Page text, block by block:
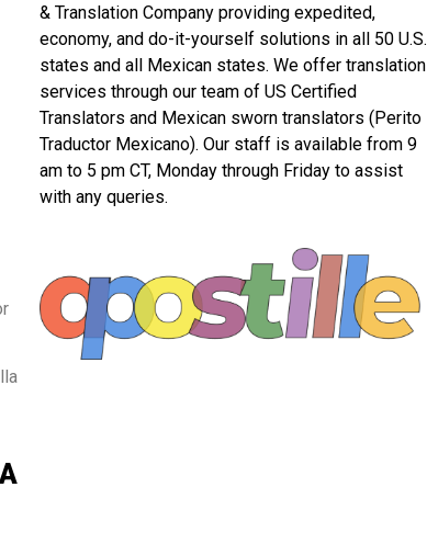
& Translation Company providing expedited,
economy, and do-it-yourself solutions in all 50 U.S.
states and all Mexican states. We offer translation
services through our team of US Certified
Translators and Mexican sworn translators (Perito
Traductor Mexicano). Our staff is available from 9
am to 5 pm CT, Monday through Friday to assist
with any queries.